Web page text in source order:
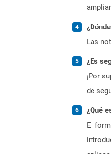
Las
¿Es
¡Por
de
¿Qué
El